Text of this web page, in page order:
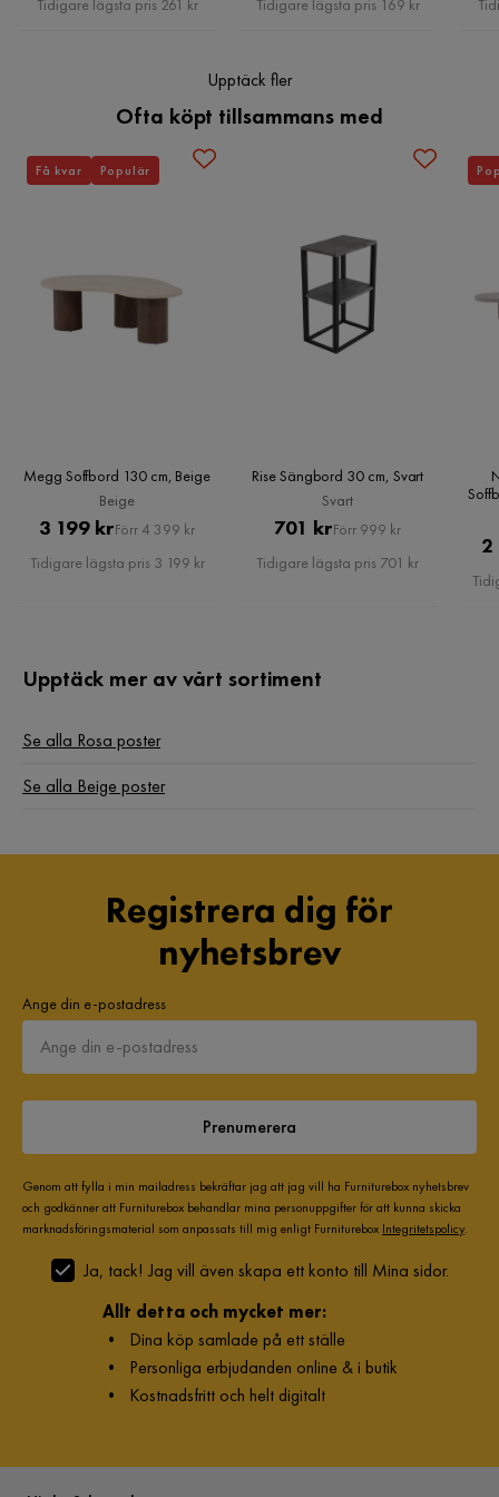
Tidigare lägsta pris 261 kr Tidigare lägsta pris 169 kr
Upptäck fler
Ofta köpt tillsammans med
Megg Soffbord 130 cm, Beige
Beige
Pris
3 199 krOriginal
Pris
Förr 4 399 kr
Tidigare lägsta pris 3 199 kr
Få kvar Populär
Rise Sängbord 30 cm, Svart
Svart
Pris
701 krOriginal
Pris
Förr 999 kr
Tidigare lägsta pris 701 kr
2
Upptäck mer av vårt sortiment
Se alla Rosa poster
Se alla Beige poster
Registrera dig för
nyhetsbrev
Ange din e-postadress
Prenumerera
Genom att fylla i min mailadress bekräftar jag att jag vill ha Furniturebox nyhetsbrev
och godkänner att Furniturebox behandlar mina personuppgifter för att kunna skicka
marknadsföringsmaterial som anpassats till mig enligt Furniturebox Integritetspolicy.
Ja, tack! Jag vill även skapa ett konto till Mina sidor.
Allt detta och mycket mer:
• Dina köp samlade på ett ställe
• Personliga erbjudanden online & i butik
• Kostnadsfritt och helt digitalt